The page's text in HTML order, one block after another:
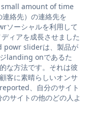
small amount of time
絡先）の連絡先を
ソーシャルを利用して
ィアを成長させました
powr sliderは、製品が
landing onであるた
な方法です。それは彼
客に素晴らしいオンサ
、自分のサイト
サイトの他のどの人よ